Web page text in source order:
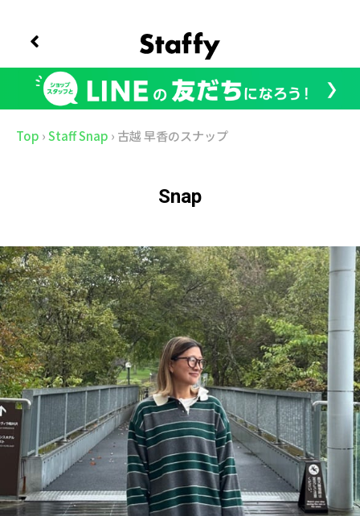
Top ›Staff Snap › 古越 早香のスナップ
Snap